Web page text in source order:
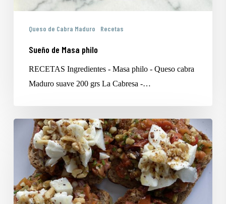
Queso de Cabra Maduro Recetas
Sueño de Masa philo
RECETAS Ingredientes - Masa philo - Queso cabra
Maduro suave 200 grs La Cabresa -…
Tártaro
tomates
asados
con
queso